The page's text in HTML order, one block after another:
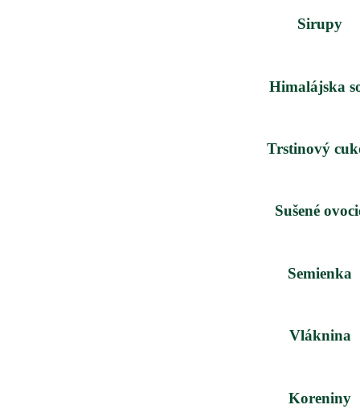
Sirupy
Himalájska
Trstinový
Sušené
Semienka
Vláknina
Koreniny